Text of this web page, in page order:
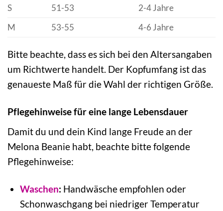
S
51-53
2-4 Jahre
M
53-55 4-6 Jahre
Bitte beachte, dass es sich bei den Altersangaben
um Richtwerte handelt. Der Kopfumfang ist das
genaueste Maß für die Wahl der richtigen Größe.
Pflegehinweise für eine lange Lebensdauer
Damit du und dein Kind lange Freude an der
Melona Beanie habt, beachte bitte folgende
Pflegehinweise:
Waschen: Handwäsche empfohlen oder
Schonwaschgang bei niedriger Temperatur